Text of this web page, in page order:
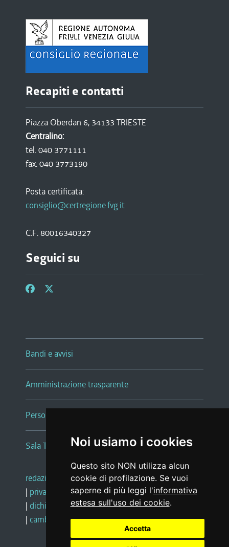
Noi usiamo i cookies
Questo sito NON utilizza alcun
cookie di profilazione. Se vuoi
saperne di più leggi l'informativa
estesa sull'uso dei cookie.
Accetta
Recapiti e contatti
Piazza Oberdan 6, 34133 TRIESTE
Centralino:
tel. 040 3771111
fax. 040 3773190
Posta certificata:
consiglio@certregione.fvg.it
C.F. 80016340327
Seguici su
Bandi e avvisi
Amministrazione trasparente
Persone e Uffici
Sala Tiziano Tessitori
redazione web |note legali |glossario
| privacy
social media policy
| dichiarazione di accessibilità |feedback
| cambio preferenze cookie